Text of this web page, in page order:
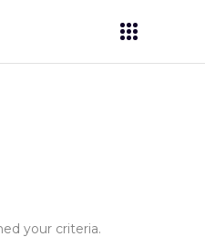
your criteria.